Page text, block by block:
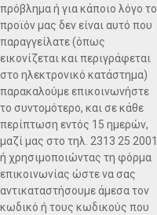
πρόβλημα ή για κάποιο λόγο το
προϊόν μας δεν είναι αυτό που
παραγγείλατε (όπως
εικονίζεται και περιγράφεται
στο ηλεκτρονικό κατάστημα)
παρακαλούμε επικοινωνήστε
το συντομότερο, και σε κάθε
περίπτωση εντός 15 ημερών,
μαζί μας στο τηλ. 2313 25 2001
ή χρησιμοποιώντας τη φόρμα
επικοινωνίας ώστε να σας
αντικαταστήσουμε άμεσα τον
κωδικό ή τους κωδικούς που